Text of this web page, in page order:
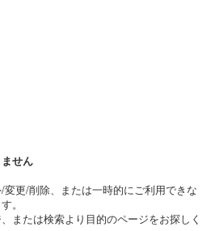
せん
更/削除、または一時的にご利用できな
。
または検索より目的のページをお探しく